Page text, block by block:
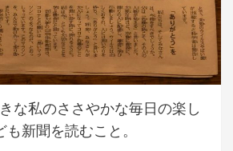
な私のささやかな毎日の楽し
新聞を読むこと。